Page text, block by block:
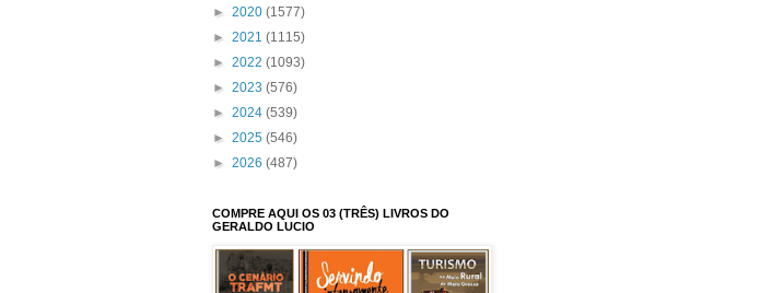
► 2020 (1577)
► 2021 (1115)
► 2022 (1093)
► 2023 (576)
► 2024 (539)
► 2025 (546)
► 2026 (487)
COMPRE AQUI OS 03 (TRÊS) LIVROS DO
GERALDO LUCIO